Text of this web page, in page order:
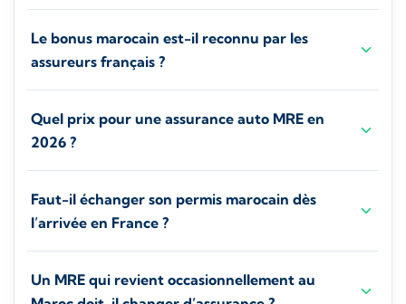
Le bonus marocain est-il reconnu par les
assureurs français ?
Quel prix pour une assurance auto MRE en
2026 ?
Faut-il échanger son permis marocain dès
l’arrivée en France ?
Un MRE qui revient occasionnellement au